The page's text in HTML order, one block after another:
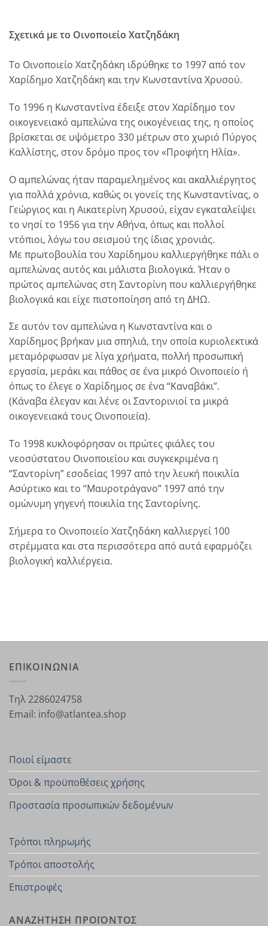
Σχετικά με το Οινοποιείο Χατζηδάκη
Το Οινοποιείο Χατζηδάκη ιδρύθηκε το 1997 από τον
Χαρίδημο Χατζηδάκη και την Κωνσταντίνα Χρυσού.
Το 1996 η Κωνσταντίνα έδειξε στον Χαρίδημο τον
οικογενειακό αμπελώνα της οικογένειας της, η οποίος
βρίσκεται σε υψόμετρο 330 μέτρων στο χωριό Πύργος
Καλλίστης, στον δρόμο προς τον «Προφήτη Ηλία».
Ο αμπελώνας ήταν παραμελημένος και ακαλλιέργητος
για πολλά χρόνια, καθώς οι γονείς της Κωνσταντίνας, ο
Γεώργιος και η Αικατερίνη Χρυσού, είχαν εγκαταλείψει
το νησί το 1956 για την Αθήνα, όπως και πολλοί
ντόπιοι, λόγω του σεισμού της ίδιας χρονιάς.
Με πρωτοβουλία του Χαρίδημου καλλιεργήθηκε πάλι ο
αμπελώνας αυτός και μάλιστα βιολογικά. Ήταν ο
πρώτος αμπελώνας στη Σαντορίνη που καλλιεργήθηκε
βιολογικά και είχε πιστοποίηση από τη ΔΗΩ.
Σε αυτόν τον αμπελώνα η Κωνσταντίνα και ο
Χαρίδημος βρήκαν μια σπηλιά, την οποία κυριολεκτικά
μεταμόρφωσαν με λίγα χρήματα, πολλή προσωπική
εργασία, μεράκι και πάθος σε ένα μικρό Οινοποιείο ή
όπως το έλεγε ο Χαρίδημος σε ένα “Καναβάκι”.
(Κάναβα έλεγαν και λένε οι Σαντορινιοί τα μικρά
οικογενειακά τους Οινοποιεία).
Το 1998 κυκλοφόρησαν οι πρώτες φιάλες του
νεοσύστατου Οινοποιείου και συγκεκριμένα η
“Σαντορίνη” εσοδείας 1997 από την λευκή ποικιλία
Ασύρτικο και το “Μαυροτράγανο” 1997 από την
ομώνυμη γηγενή ποικιλία της Σαντορίνης.
Σήμερα το Οινοποιείο Χατζηδάκη καλλιεργεί 100
στρέμματα και στα περισσότερα από αυτά εφαρμόζει
βιολογική καλλιέργεια.
ΕΠΙΚΟΙΝΩΝΙΑ
Τηλ 2286024758
Email: info@atlantea.shop
Ποιοί είμαστε
Όροι & προϋποθέσεις χρήσης
Προστασία προσωπικών δεδομένων
Τρόποι πληρωμής
Τρόποι αποστολής
Επιστροφές
ΑΝΑΖΗΤΗΣΗ ΠΡΟΪΟΝΤΟΣ